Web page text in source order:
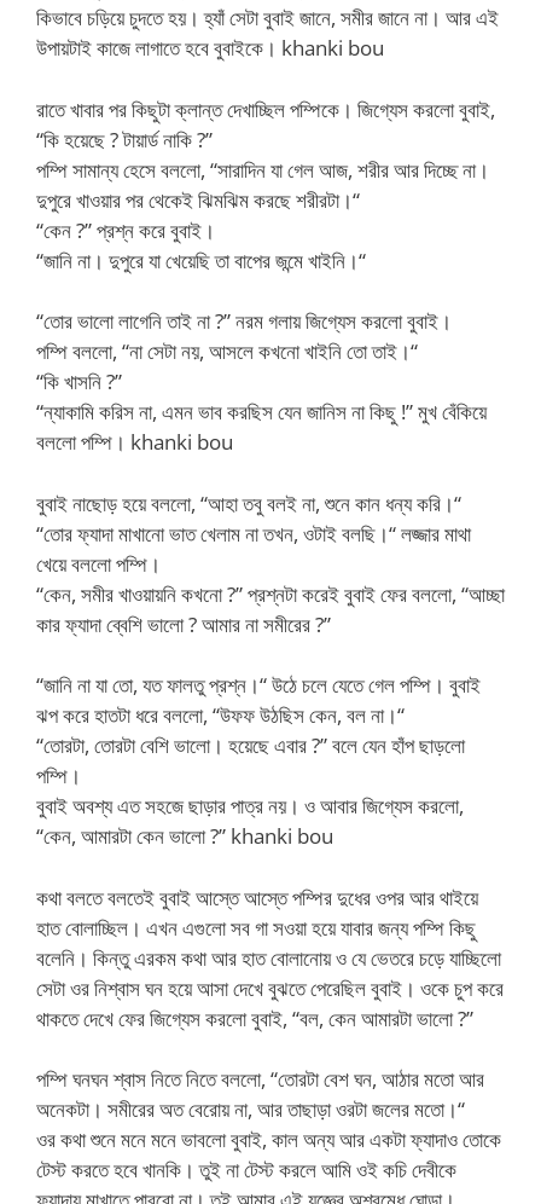
কিভাবে চড়িয়ে চুদতে হয়। হ্যাঁ সেটা বুবাই জানে, সমীর জানে না। আর এই
উপায়টাই কাজে লাগাতে হবে বুবাইকে। khanki bou
রাতে খাবার পর কিছুটা ক্লান্ত দেখাচ্ছিল পম্পিকে। জিগ্যেস করলো বুবাই,
“কি হয়েছে ? টায়ার্ড নাকি ?”
পম্পি সামান্য হেসে বললো, “সারাদিন যা গেল আজ, শরীর আর দিচ্ছে না।
দুপুরে খাওয়ার পর থেকেই ঝিমঝিম করছে শরীরটা।“
“কেন ?” প্রশ্ন করে বুবাই।
“জানি না। দুপুরে যা খেয়েছি তা বাপের জন্মে খাইনি।“
“তোর ভালো লাগেনি তাই না ?” নরম গলায় জিগ্যেস করলো বুবাই।
পম্পি বললো, “না সেটা নয়, আসলে কখনো খাইনি তো তাই।“
“কি খাসনি ?”
“ন্যাকামি করিস না, এমন ভাব করছিস যেন জানিস না কিছু !” মুখ বেঁকিয়ে
বললো পম্পি। khanki bou
বুবাই নাছোড় হয়ে বললো, “আহা তবু বলই না, শুনে কান ধন্য করি।“
“তোর ফ্যাদা মাখানো ভাত খেলাম না তখন, ওটাই বলছি।“ লজ্জার মাথা
খেয়ে বললো পম্পি।
“কেন, সমীর খাওয়ায়নি কখনো ?” প্রশ্নটা করেই বুবাই ফের বললো, “আচ্ছা
কার ফ্যাদা ব্বেশি ভালো ? আমার না সমীরের ?”
“জানি না যা তো, যত ফালতু প্রশ্ন।“ উঠে চলে যেতে গেল পম্পি। বুবাই
ঝপ করে হাতটা ধরে বললো, “উফফ উঠছিস কেন, বল না।“
“তোরটা, তোরটা বেশি ভালো। হয়েছে এবার ?” বলে যেন হাঁপ ছাড়লো
পম্পি।
বুবাই অবশ্য এত সহজে ছাড়ার পাত্র নয়। ও আবার জিগ্যেস করলো,
“কেন, আমারটা কেন ভালো ?” khanki bou
কথা বলতে বলতেই বুবাই আস্তে আস্তে পম্পির দুধের ওপর আর থাইয়ে
হাত বোলাচ্ছিল। এখন এগুলো সব গা সওয়া হয়ে যাবার জন্য পম্পি কিছু
বলেনি। কিন্তু এরকম কথা আর হাত বোলানোয় ও যে ভেতরে চড়ে যাচ্ছিলো
সেটা ওর নিশ্বাস ঘন হয়ে আসা দেখে বুঝতে পেরেছিল বুবাই। ওকে চুপ করে
থাকতে দেখে ফের জিগ্যেস করলো বুবাই, “বল, কেন আমারটা ভালো ?”
পম্পি ঘনঘন শ্বাস নিতে নিতে বললো, “তোরটা বেশ ঘন, আঠার মতো আর
অনেকটা। সমীরের অত বেরোয় না, আর তাছাড়া ওরটা জলের মতো।“
ওর কথা শুনে মনে মনে ভাবলো বুবাই, কাল অন্য আর একটা ফ্যাদাও তোকে
টেস্ট করতে হবে খানকি। তুই না টেস্ট করলে আমি ওই কচি দেবীকে